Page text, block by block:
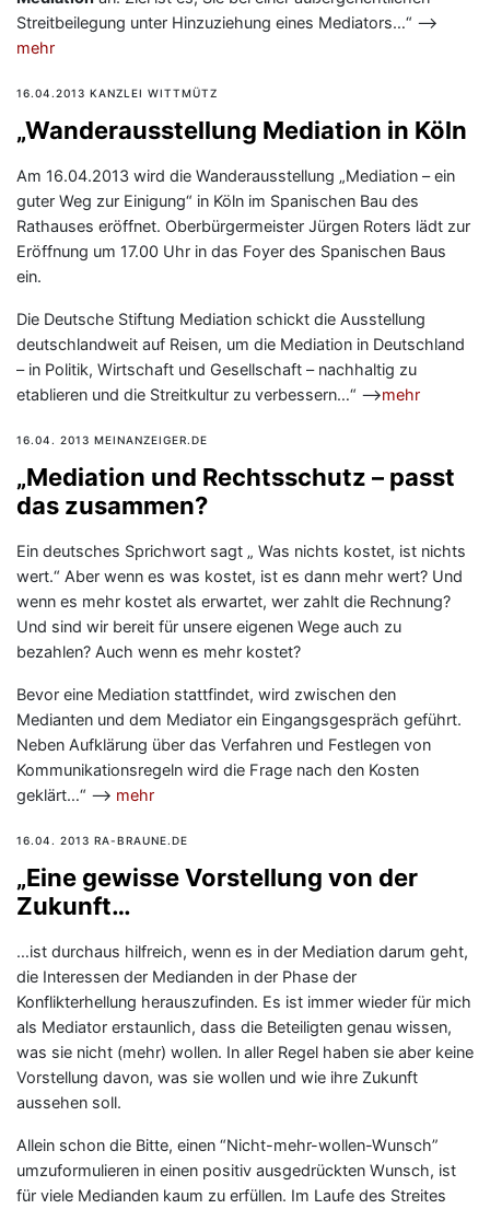
Streitbeilegung unter Hinzuziehung eines Mediators…“ —>
mehr
16.04.2013 KANZLEI WITTMÜTZ
„Wanderausstellung Mediation in Köln
Am 16.04.2013 wird die Wanderausstellung „Mediation – ein
guter Weg zur Einigung“ in Köln im Spanischen Bau des
Rathauses eröffnet. Oberbürgermeister Jürgen Roters lädt zur
Eröffnung um 17.00 Uhr in das Foyer des Spanischen Baus
ein.
Die Deutsche Stiftung Mediation schickt die Ausstellung
deutschlandweit auf Reisen, um die Mediation in Deutschland
– in Politik, Wirtschaft und Gesellschaft – nachhaltig zu
etablieren und die Streitkultur zu verbessern…“ —>mehr
16.04. 2013 MEINANZEIGER.DE
„Mediation und Rechtsschutz – passt
das zusammen?
Ein deutsches Sprichwort sagt „ Was nichts kostet, ist nichts
wert.“ Aber wenn es was kostet, ist es dann mehr wert? Und
wenn es mehr kostet als erwartet, wer zahlt die Rechnung?
Und sind wir bereit für unsere eigenen Wege auch zu
bezahlen? Auch wenn es mehr kostet?
Bevor eine Mediation stattfindet, wird zwischen den
Medianten und dem Mediator ein Eingangsgespräch geführt.
Neben Aufklärung über das Verfahren und Festlegen von
Kommunikationsregeln wird die Frage nach den Kosten
geklärt…“ —> mehr
16.04. 2013 RA-BRAUNE.DE
„Eine gewisse Vorstellung von der
Zukunft…
…ist durchaus hilfreich, wenn es in der Mediation darum geht,
die Interessen der Medianden in der Phase der
Konflikterhellung herauszufinden. Es ist immer wieder für mich
als Mediator erstaunlich, dass die Beteiligten genau wissen,
was sie nicht (mehr) wollen. In aller Regel haben sie aber keine
Vorstellung davon, was sie wollen und wie ihre Zukunft
aussehen soll.
Allein schon die Bitte, einen “Nicht-mehr-wollen-Wunsch”
umzuformulieren in einen positiv ausgedrückten Wunsch, ist
für viele Medianden kaum zu erfüllen. Im Laufe des Streites